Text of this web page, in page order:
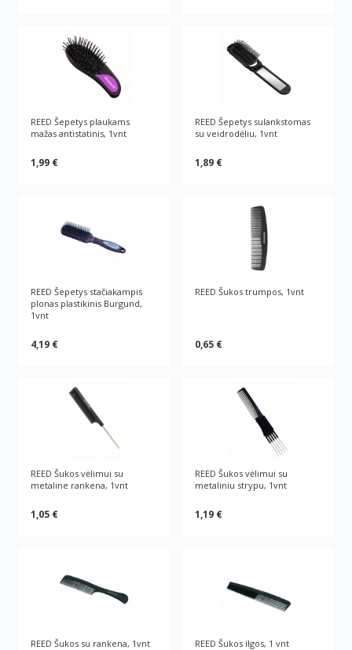
REED Šepetys plaukams
mažas antistatinis, 1vnt
1,99 €
REED Šepetys sulankstomas
su veidrodėliu, 1vnt
1,89 €
REED Šepetys stačiakampis
plonas plastikinis Burgund,
1vnt
4,19 €
REED Šukos trumpos, 1vnt
0,65 €
REED Šukos vėlimui su
metaline rankena, 1vnt
1,05 €
REED Šukos vėlimui su
metaliniu strypu, 1vnt
1,19 €
REED Šukos su rankena, 1vnt REED Šukos ilgos, 1 vnt